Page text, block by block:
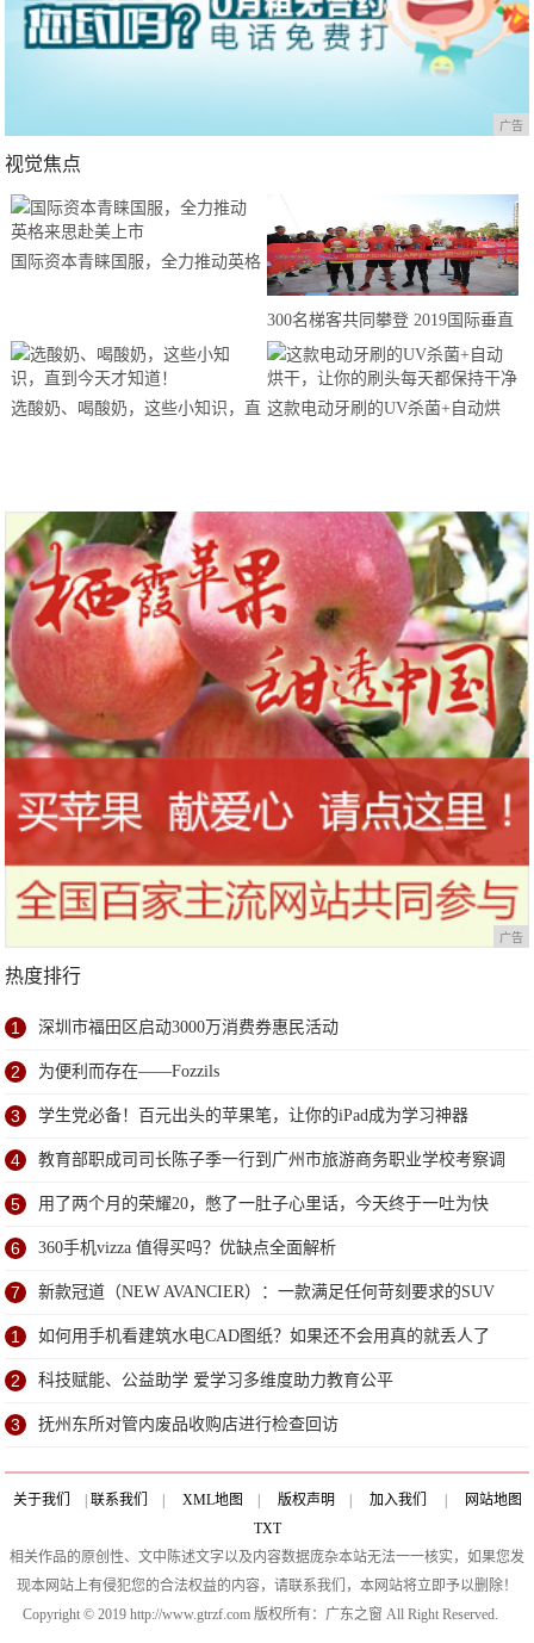
广告
视觉焦点
国际资本青睐国服，全力推动英格
300名梯客共同攀登 2019国际垂直
马拉松超级精英赛顺德海骏达中心
站欢乐开跑
选酸奶、喝酸奶，这些小知识，直 这款电动牙刷的UV杀菌+自动烘
广告
热度排行
1 深圳市福田区启动3000万消费券惠民活动
2 为便利而存在——Fozzils
3 学生党必备！百元出头的苹果笔，让你的iPad成为学习神器
4 教育部职成司司长陈子季一行到广州市旅游商务职业学校考察调
研
5 用了两个月的荣耀20，憋了一肚子心里话，今天终于一吐为快
6 360手机vizza 值得买吗？优缺点全面解析
7 新款冠道（NEW AVANCIER）：一款满足任何苛刻要求的SUV
1 如何用手机看建筑水电CAD图纸？如果还不会用真的就丢人了
2 科技赋能、公益助学 爱学习多维度助力教育公平
3 抚州东所对管内废品收购店进行检查回访
关于我们 联系我们 XML地图 版权声明 加入我们
网站地图
TXT
相关作品的原创性、文中陈述文字以及内容数据庞杂本站无法一一核实，如果您发
现本网站上有侵犯您的合法权益的内容，请联系我们，本网站将立即予以删除！
Copyright © 2019 http://www.gtrzf.com 版权所有：广东之窗 All Right Reserved.